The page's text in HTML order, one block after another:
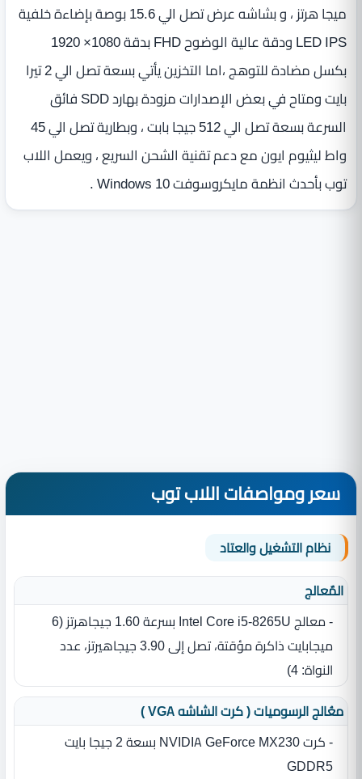
ميجا هرتز ، و بشاشه عرض تصل الي 15.6 بوصة بإضاءة خلفية
LED IPS ودقة عالية الوضوح FHD بدقة 1080× 1920
بكسل مضادة للتوهج ،اما التخزين يأتي بسعة تصل الي 2 تيرا
بايت ومتاح في بعض الإصدارات مزودة بهارد SDD فائق
السرعة بسعة تصل الي 512 جيجا بابت ، وبطارية تصل الي 45
واط ليثيوم ايون مع دعم تقنية الشحن السريع ، ويعمل اللاب
توب بأحدث انظمة مايكروسوفت Windows 10 .
سعر ومواصفات اللاب توب
نظام التشغيل والعتاد
المٌعالج
- معالج Intel Core i5-8265U بسرعة 1.60 جيجاهرتز ‏(‏6
ميجابايت ذاكرة مؤقتة، تصل إلى 3.90 جيجاهيرتز، عدد
النواة‏:‏ 4‏)‏
معُالج الرسوميات ( كرت الشاشه VGA )
- كرت NVIDIA GeForce MX230 بسعة 2 جيجا بايت
GDDR5